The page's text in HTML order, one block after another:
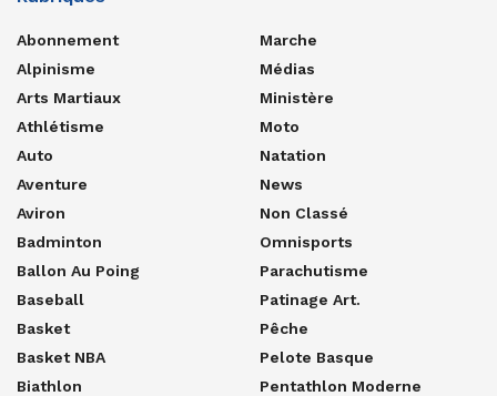
Abonnement
Alpinisme
Arts Martiaux
Athlétisme
Auto
Aventure
Aviron
Badminton
Ballon Au Poing
Baseball
Basket
Basket NBA
Biathlon
Marche
Médias
Ministère
Moto
Natation
News
Non Classé
Omnisports
Parachutisme
Patinage Art.
Pêche
Pelote Basque
Pentathlon Moderne